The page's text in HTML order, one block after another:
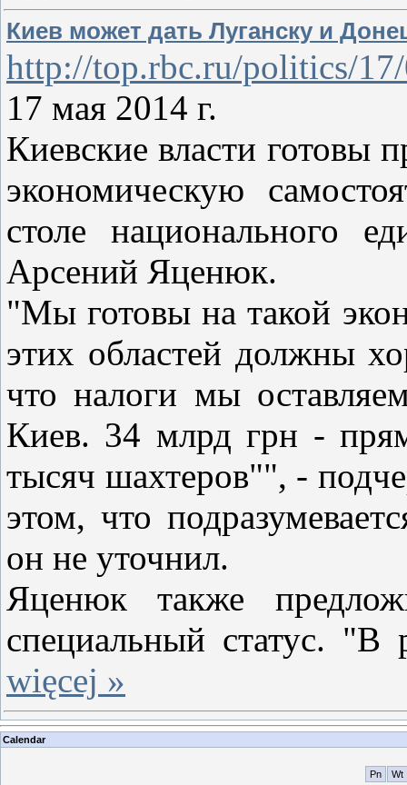
Киев может дать Луганску и
http://top.rbc.ru/politics/
17 мая 2014 г.
Киевские власти готовы
экономическую
столе национального
Арсений Яценюк.
"Мы готовы на такой
этих областей должны
что налоги мы
Киев. 34 млрд грн -
тысяч шахтеров"", -
этом, что
он не уточнил.
Яценюк также
специальный статус. "В
więcej »
Calendar
Pn Wt